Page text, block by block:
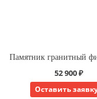
52 900 ₽
Оставить